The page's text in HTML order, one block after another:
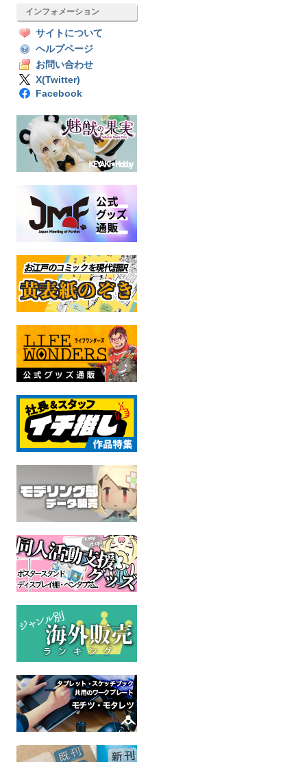
インフォメーション
サイトについて
ヘルプページ
お問い合わせ
X(Twitter)
Facebook